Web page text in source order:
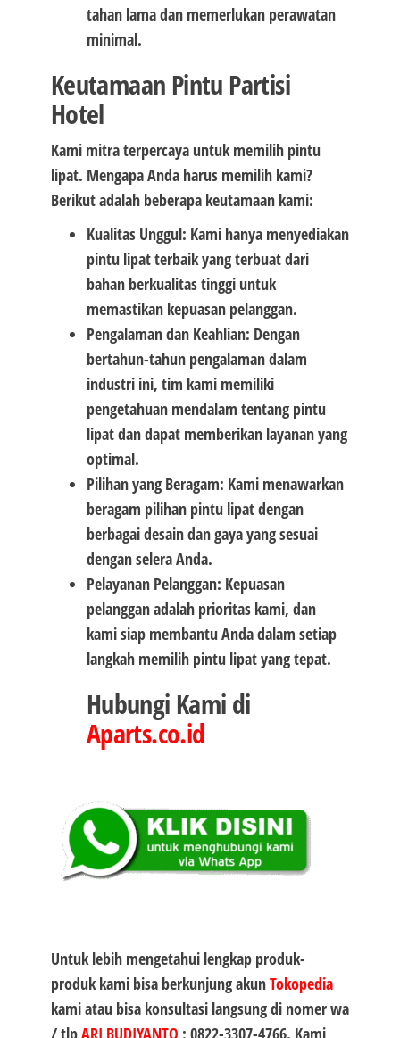
tahan lama dan memerlukan perawatan
minimal.
Keutamaan Pintu Partisi
Hotel
Kami mitra terpercaya untuk memilih pintu
lipat. Mengapa Anda harus memilih kami?
Berikut adalah beberapa keutamaan kami:
Kualitas Unggul: Kami hanya menyediakan
pintu lipat terbaik yang terbuat dari
bahan berkualitas tinggi untuk
memastikan kepuasan pelanggan.
Pengalaman dan Keahlian: Dengan
bertahun-tahun pengalaman dalam
industri ini, tim kami memiliki
pengetahuan mendalam tentang pintu
lipat dan dapat memberikan layanan yang
optimal.
Pilihan yang Beragam: Kami menawarkan
beragam pilihan pintu lipat dengan
berbagai desain dan gaya yang sesuai
dengan selera Anda.
Pelayanan Pelanggan: Kepuasan
pelanggan adalah prioritas kami, dan
kami siap membantu Anda dalam setiap
langkah memilih pintu lipat yang tepat.
Hubungi Kami di
Aparts.co.id
Untuk lebih mengetahui lengkap produk-
produk kami bisa berkunjung akunTokopedia
kami atau bisa konsultasi langsung di nomer wa
/ tlpARI BUDIYANTO : 0822-3307-4766. Kami